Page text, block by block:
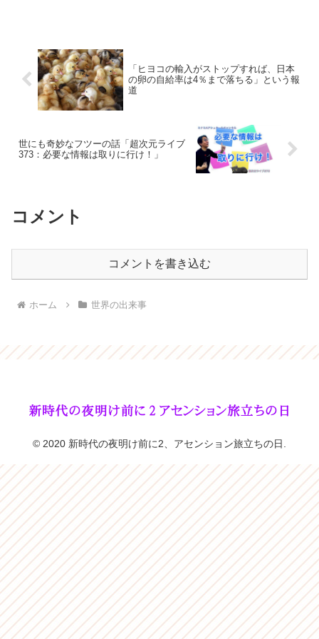
「ヒヨコの輸入がストップすれば、日本
の卵の自給率は4％まで落ちる」という報
道
世にも奇妙なフツーの話「超次元ライブ
373：必要な情報は取りに行け！」
コメント
コメントを書き込む
ホーム 世界の出来事
© 2020 新時代の夜明け前に2、アセンション旅立ちの日.